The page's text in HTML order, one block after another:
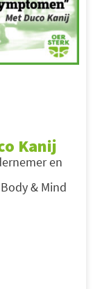
Kanij
en
& Mind